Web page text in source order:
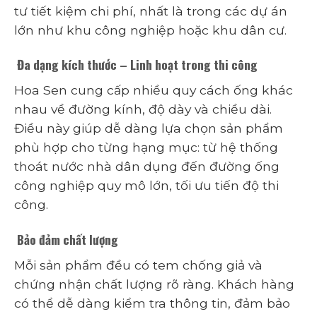
tư tiết kiệm chi phí, nhất là trong các dự án
lớn như khu công nghiệp hoặc khu dân cư.
Đa dạng kích thước – Linh hoạt trong thi công
Hoa Sen cung cấp nhiều quy cách ống khác
nhau về đường kính, độ dày và chiều dài.
Điều này giúp dễ dàng lựa chọn sản phẩm
phù hợp cho từng hạng mục: từ hệ thống
thoát nước nhà dân dụng đến đường ống
công nghiệp quy mô lớn, tối ưu tiến độ thi
công.
Bảo đảm chất lượng
Mỗi sản phẩm đều có tem chống giả và
chứng nhận chất lượng rõ ràng. Khách hàng
có thể dễ dàng kiểm tra thông tin, đảm bảo